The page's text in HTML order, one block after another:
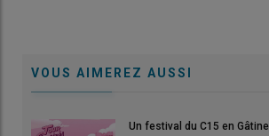
VOUS AIMEREZ AUSSI
Un festival du C15 en Gâtine